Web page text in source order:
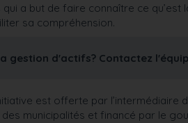
a but de faire connaître ce
sa compréhension.
gestion d'actifs? Contactez
est offerte par
municipalités et financé par le